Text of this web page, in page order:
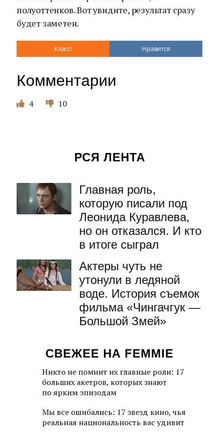
полуоттенков. Вот увидите, результат сразу
будет заметен.
Класс! Нравится
Комментарии
4 10
РСЯ ЛЕНТА
Главная роль,
которую писали под
Леонида Куравлева,
но он отказался. И кто
в итоге сыграл
Актеры чуть не
утонули в ледяной
воде. История съемок
фильма «Чингачгук —
Большой Змей»
СВЕЖЕЕ НА FEMMIE
Никто не помнит их главные роли: 17
больших акетров, которых знают
по ярким эпизодам
Мы все ошибались: 17 звезд кино, чья
реальная национальность вас удивит